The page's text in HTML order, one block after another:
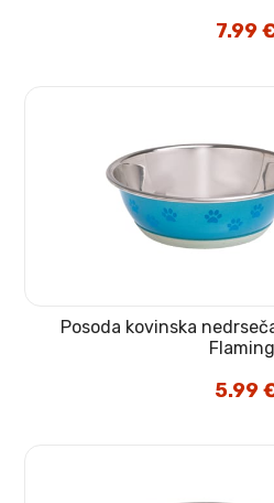
7.99
Posoda kovinska
5.99